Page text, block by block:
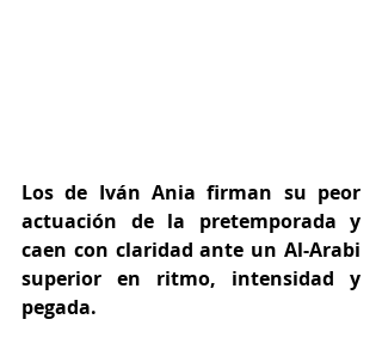
Los de Iván Ania firman su peor
actuación de la pretemporada y
caen con claridad ante un Al-Arabi
superior en ritmo, intensidad y
pegada.